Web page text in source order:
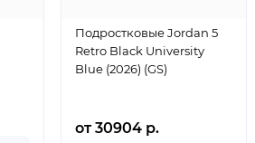
Подростковые Jordan 5
Retro Black University
Blue (2026) (GS)
от 30904 р.